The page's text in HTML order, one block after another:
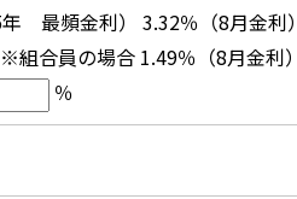
最頻金利） 3.32％（8月金利）
合員の場合 1.49％（8月金利）
％